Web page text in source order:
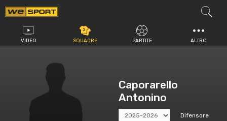
Vai
al
contenuto
VIDEO SQUADRE PARTITE ALTRO
Caporarello
Antonino
Difensore